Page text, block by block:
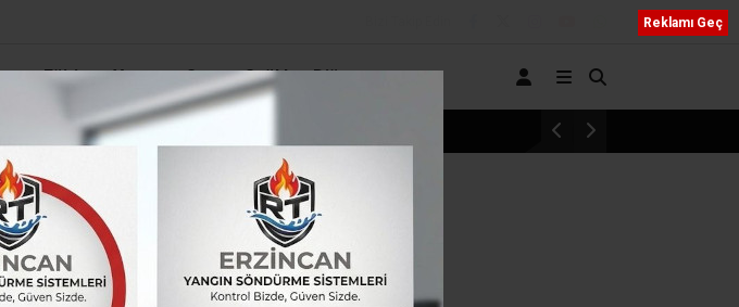
Eğitim Yaşam Spor Sağlık Diğer
Sümer Özel Eğitim Meslek Okulu İçin İmzalar Atıldı”
uygulaması
Reklamı Geç